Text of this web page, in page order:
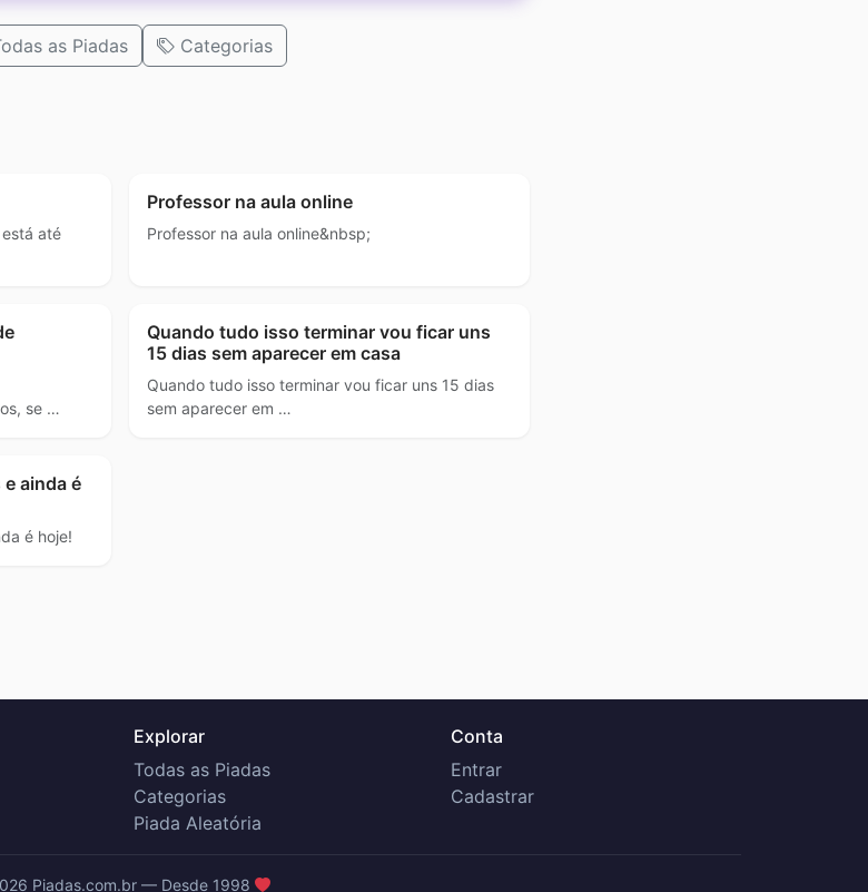
as Piadas Categorias
até
Professor na aula online
Professor na aula online&nbsp;
se …
Quando tudo isso terminar vou ficar uns
15 dias sem aparecer em casa
Quando tudo isso terminar vou ficar uns 15 dias
sem aparecer em …
ainda é
é hoje!
Explorar
Todas as Piadas
Categorias
Piada Aleatória
Conta
Entrar
Cadastrar
Piadas.com.br — Desde 1998